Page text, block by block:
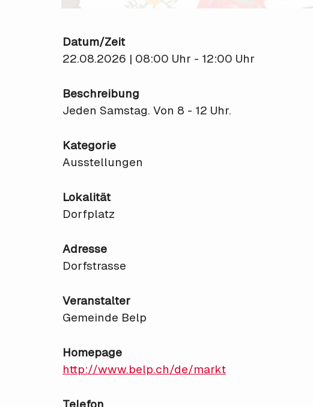
Datum/Zeit
22.08.2026 | 08:00 Uhr - 12:00 Uhr
Beschreibung
Jeden Samstag. Von 8 - 12 Uhr.
Kategorie
Ausstellungen
Lokalität
Dorfplatz
Adresse
Dorfstrasse
Veranstalter
Gemeinde Belp
Homepage
http://www.belp.ch/de/markt
Telefon